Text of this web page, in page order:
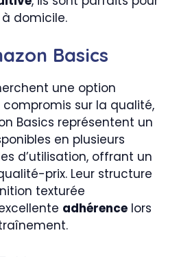
domicile.
Basics
une option
sur la qualité,
Basics représentent un
en plusieurs
d’utilisation, offrant un
prix. Leur structure
texturée
adhérence lors